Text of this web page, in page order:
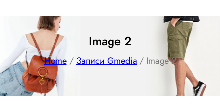
Image 2
Home/ Записи Gmedia / Image 2